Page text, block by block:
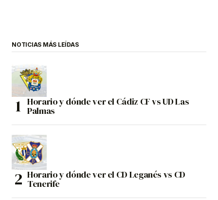
NOTICIAS MÁS LEÍDAS
Horario y dónde ver el Cádiz CF vs UD Las
Palmas
Horario y dónde ver el CD Leganés vs CD
Tenerife